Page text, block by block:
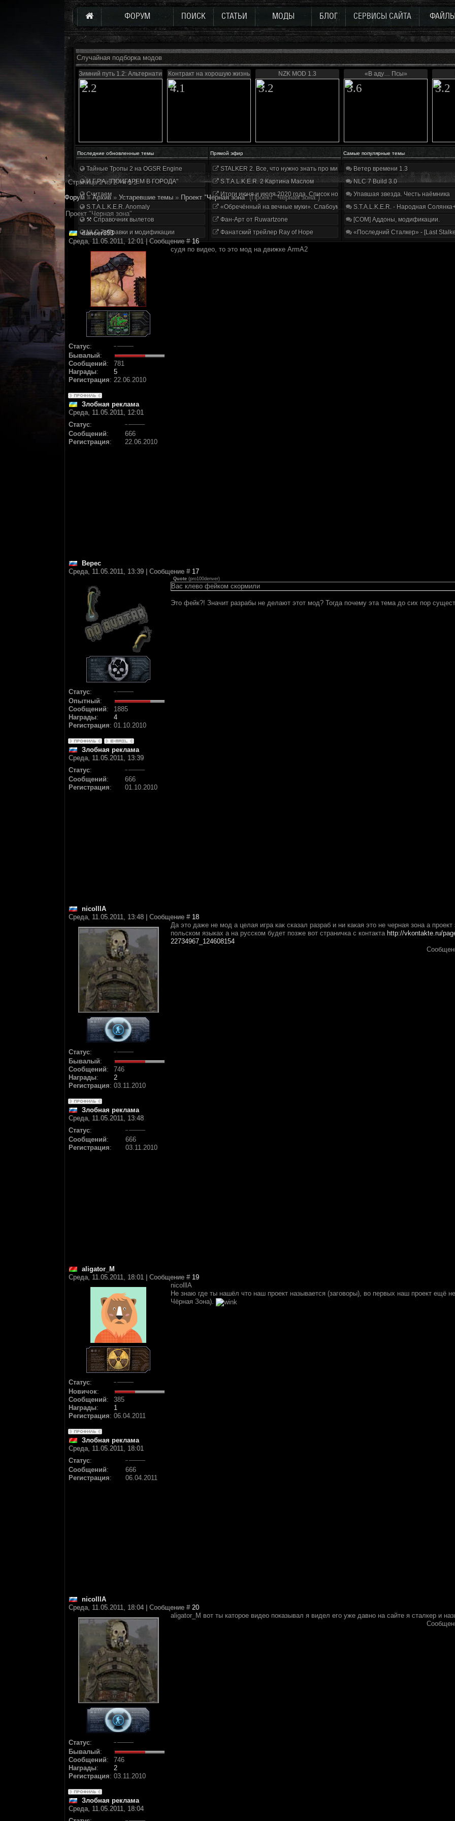
ФОРУМ ПОИСК СТАТЬИ МОДЫ БЛОГ СЕРВИСЫ САЙТА
Случайная подборка модов
Зимний путь 1.2: Альтернатива
2.2
Контракт на хорошую жизнь
4.1
NZK MOD 1.3
3.2
«В аду… Псы»
3.6 3.2
Последние обновленные темы Прямой эфир Самые популярные темы
Тайные Тропы 2 на OGSR Engine
И.Г.Р.А. "ПОИГАРЕМ В ГОРОДА"
Считаем
S.T.A.L.K.E.R. Anomaly
⚒ Справочник вылетов
NLC 7. Правки и модификации
STALKER 2. Все, что нужно знать про мир, геймплей и сюжет | Разбор трейлера
S.T.A.L.K.E.R. 2 Картина Маслом
Итоги июня и июля 2020 года. Список нововведений
«Обречённый на вечные муки». Слабоумие и отвага
Фан-Арт от Ruwartzone
Фанатский трейлер Ray of Hope
Ветер времени 1.3
NLC 7 Build 3.0
Упавшая звезда. Честь наёмника
S.T.A.L.K.E.R. - Народная
[COM] Аддоны, модификации.
«Последний Сталкер» - [Last
Страница2из2 « 1 2
Форум » Архив » Устаревшие темы » Проект "Черная зона" (Проект "Черная зона")
Проект "Черная зона"
dancer893
Среда, 11.05.2011, 12:01 | Сообщение #16
Статус:
Бывалый:
Сообщений:
781
Награды:
5
Регистрация: 22.06.2010
судя по видео, то это мод на движке ArmA2
Злобная реклама
Среда, 11.05.2011, 12:01
Статус:
Сообщений:
666
Регистрация: 22.06.2010
Верес
Среда, 11.05.2011, 13:39 | Сообщение # 17
Статус:
Опытный:
Сообщений:
1885
Награды:
4
Регистрация: 01.10.2010
Quote (pro100denver)
Вас клево фейком скормили
Это фейк?! Значит разрабы не делают этот мод? Тогда почему эта тема до сих пор
Злобная реклама
Среда, 11.05.2011, 13:39
Статус:
Сообщений:
666
Регистрация: 01.10.2010
nicolllA
Среда, 11.05.2011, 13:48 | Сообщение # 18
Статус:
Бывалый:
Сообщений:
746
Награды:
2
Регистрация: 03.11.2010
Да это даже не мод а целая игра как сказал разраб и ни какая это не черная зона а
польском языках а на русском будет позже вот страничка с контакта http://vkontakte.ru/
22734967_124608154
Злобная реклама
Среда, 11.05.2011, 13:48
Статус:
Сообщений:
666
Регистрация: 03.11.2010
aligator_M
Среда, 11.05.2011, 18:01 | Сообщение # 19
Статус:
Новичок:
Сообщений:
385
Награды:
1
Регистрация: 06.04.2011
nicolllA
Не знаю где ты нашёл что наш проект называется (заговоры), во первых наш проект ещё
Чёрная Зона).
Злобная реклама
Среда, 11.05.2011, 18:01
Статус:
Сообщений:
666
Регистрация: 06.04.2011
nicolllA
Среда, 11.05.2011, 18:04 | Сообщение # 20
Статус:
Бывалый:
Сообщений:
746
Награды:
2
Регистрация: 03.11.2010
aligator_M вот ты каторое видео показывал я видел его уже давно на сайте я сталкер и
Злобная реклама
Среда, 11.05.2011, 18:04